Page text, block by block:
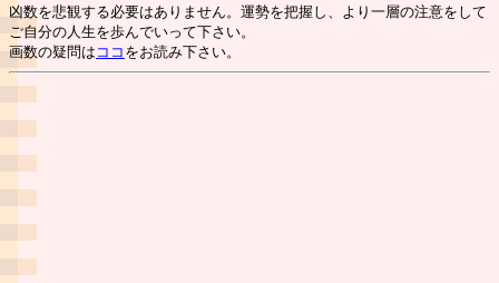
凶数を悲観する必要はありません。運勢を把握し、より一層の注意をして
ご自分の人生を歩んでいって下さい。
画数の疑問は ココ をお読み下さい。